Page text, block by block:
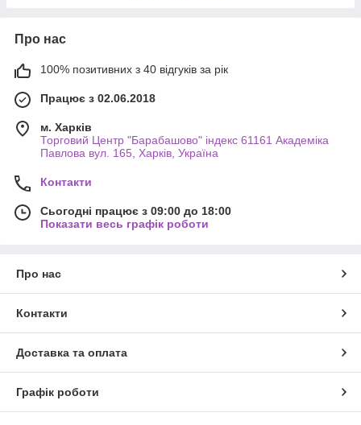
Про нас
100% позитивних з 40 відгуків за рік
Працює з 02.06.2018
м. Харків
Торговий Центр "Барабашово" індекс 61161 Академіка
Павлова вул. 165, Харків, Україна
Контакти
Сьогодні працює з 09:00 до 18:00
Показати весь графік роботи
Про нас
Контакти
Доставка та оплата
Графік роботи